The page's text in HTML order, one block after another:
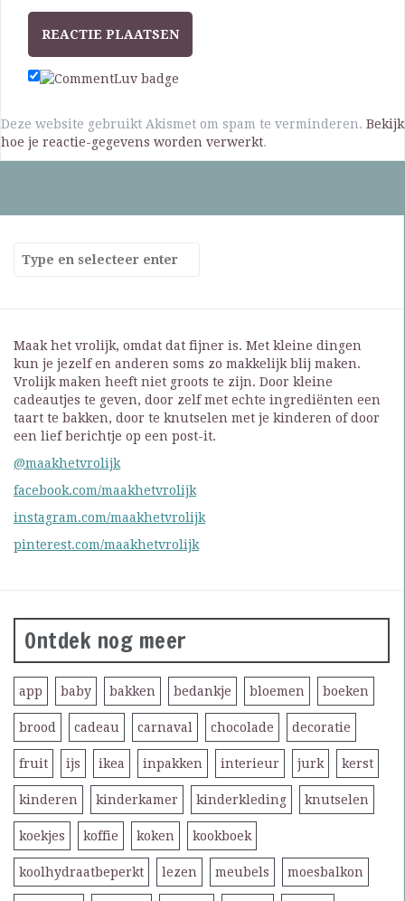
Deze website gebruikt Akismet om spam te verminderen. Bekijk
hoe je reactie-gegevens worden verwerkt.
Maak het vrolijk, omdat dat fijner is. Met kleine dingen
kun je jezelf en anderen soms zo makkelijk blij maken.
Vrolijk maken heeft niet groots te zijn. Door kleine
cadeautjes te geven, door zelf met echte ingrediënten een
taart te bakken, door te knutselen met je kinderen of door
een lief berichtje op een post-it.
@maakhetvrolijk
facebook.com/maakhetvrolijk
instagram.com/maakhetvrolijk
pinterest.com/maakhetvrolijk
Ontdek nog meer
app baby bakken bedankje bloemen boeken
brood cadeau carnaval chocolade decoratie
fruit ijs ikea inpakken interieur jurk kerst
kinderen kinderkamer kinderkleding knutselen
koekjes koffie koken kookboek
koolhydraatbeperkt lezen meubels moesbalkon